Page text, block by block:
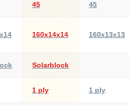
45 45
160х14х14 160х13х13
Solarblock
1 ply 1 ply